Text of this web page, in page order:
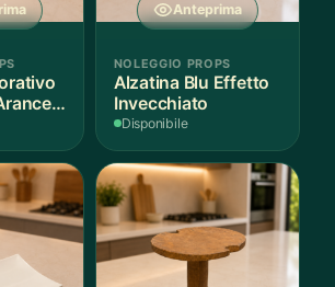
e
Anteprima
NOLEGGIO PROPS
Alzatina Blu Effetto
Invecchiato
Disponibile